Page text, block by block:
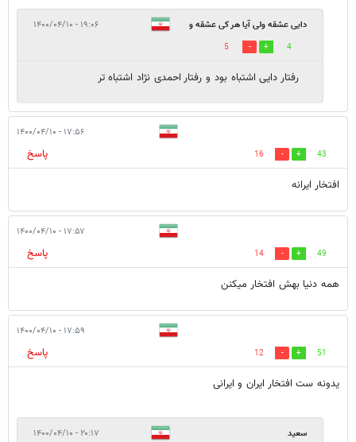
دایی عشقه ولی آیا هر کی عشقه و
اسطوره باشه هر....
۱۹:۰۶ - ۱۴۰۰/۰۴/۱۰
4
5
رفتار دایی اشتباه بود و رفتار احمدی نژاد اشتباه تر
۱۷:۵۶ - ۱۴۰۰/۰۴/۱۰
43
16
پاسخ
افتخار ایرانه
۱۷:۵۷ - ۱۴۰۰/۰۴/۱۰
49
14
پاسخ
همه دنیا بهش افتخار میکنن
۱۷:۵۹ - ۱۴۰۰/۰۴/۱۰
51
12
پاسخ
یدونه ست افتخار ایران و ایرانی
سعید ۲۰:۱۷ - ۱۴۰۰/۰۴/۱۰